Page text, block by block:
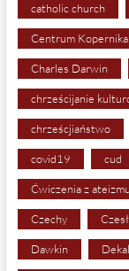
catholic church
Centrum
Charles Darwin
chrześcijanie
chrześcjiaństwo
covid19 cud
Ćwiczenia z ateizmu
Czechy
Dawkin